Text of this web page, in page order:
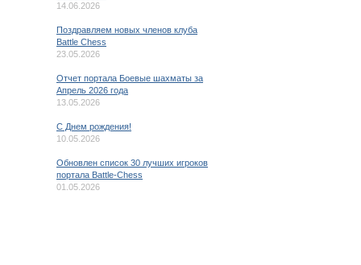
14.06.2026
Поздравляем новых членов клуба
Battle Chess
23.05.2026
Отчет портала Боевые шахматы за
Апрель 2026 года
13.05.2026
C Днем рождения!
10.05.2026
Обновлен список 30 лучших игроков
портала Battle-Chess
01.05.2026